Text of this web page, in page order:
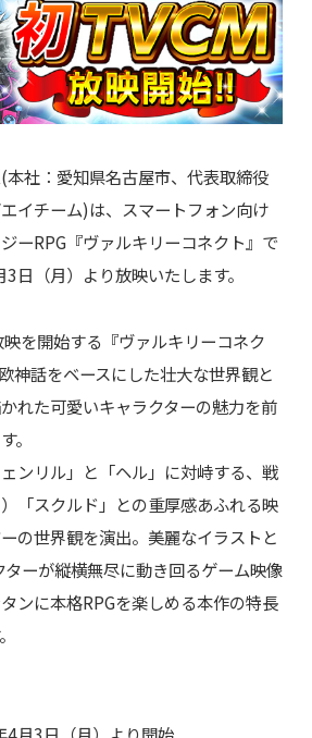
社：愛知県名古屋市、代表取締役
イチーム)は、スマートフォン向け
ーRPG『ヴァルキリーコネクト』で
日（月）より放映いたします。
を開始する『ヴァルキリーコネク
神話をベースにした壮大な世界観と
れた可愛いキャラクターの魅力を前
。
ンリル」と「ヘル」に対峙する、戦
「スクルド」との重厚感あふれる映
の世界観を演出。美麗なイラストと
ーが縦横無尽に動き回るゲーム映像
ンに本格RPGを楽しめる本作の特長